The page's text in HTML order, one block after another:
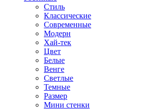
Стиль
Классические
Современные
Модерн
Хай-тек
Цвет
Белые
Венге
Светлые
Темные
Размер
Мини стенки